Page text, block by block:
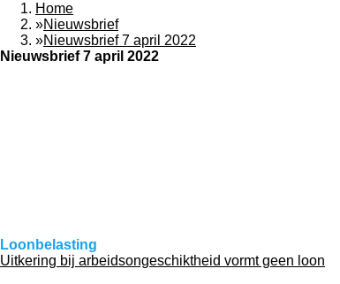
Home
»Nieuwsbrief
»Nieuwsbrief 7 april 2022
Nieuwsbrief 7 april 2022
Loonbelasting
Uitkering bij arbeidsongeschiktheid vormt geen loon